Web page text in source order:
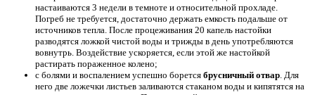
настаиваются 3 недели в темноте и относительной прохладе.
Погреб не требуется, достаточно держать емкость подальше от
источников тепла. После процеживания 20 капель настойки
разводятся ложкой чистой воды и трижды в день употребляются
вовнутрь. Воздействие ускоряется, если этой же настойкой
растирать пораженное колено;
с болями и воспалением успешно борется брусничный отвар. Для
него две ложечки листьев заливаются стаканом воды и кипятятся на